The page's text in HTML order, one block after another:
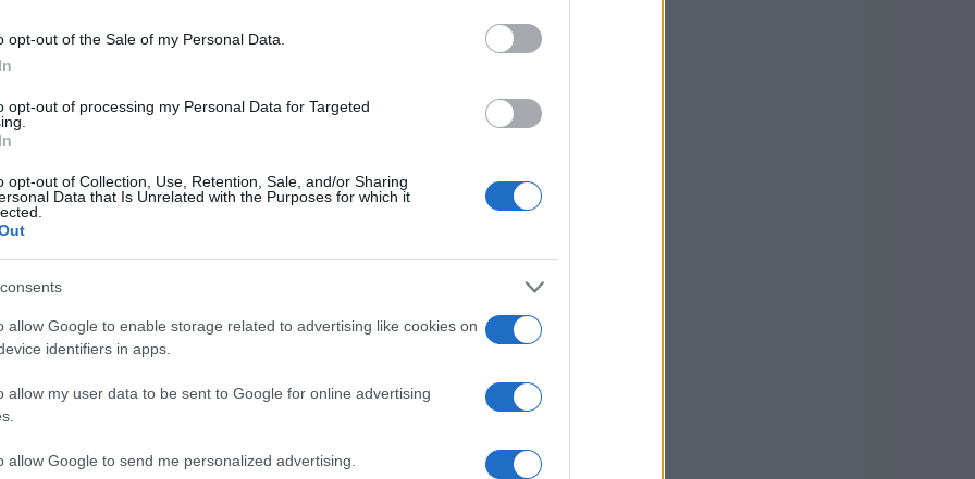
opt-out of the Sale of my Personal Data.
opt-out of processing my Personal Data for Targeted
opt-out of Collection, Use, Retention, Sale, and/or Sharing
Data that Is Unrelated with the Purposes for which it
allow Google to enable storage related to advertising like cookies on
identifiers in apps.
allow my user data to be sent to Google for online advertising
allow Google to send me personalized advertising.
internazionale, alle colonne sonore più
di Candlelight a Torino promette di
della musica e dell’eleganza. Scopriamo
che faranno da cornice a queste serate
di Torino
delle location più prestigiose di Torino,
di musica e luce. Tra le location
ilPalazzo della Lucee ilPalazzo Falletti di